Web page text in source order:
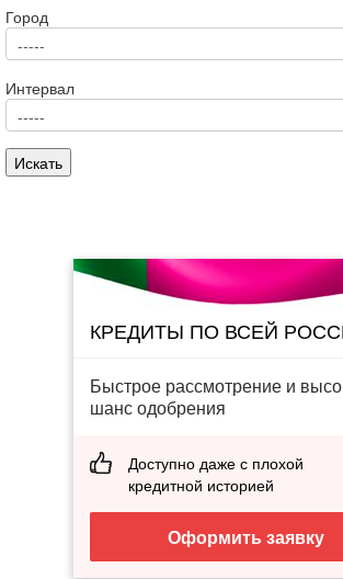
Город
Интервал
КРЕДИТЫ ПО ВСЕЙ
Быстрое рассмотрение и
шанс одобрения
Доступно даже с плохой
кредитной историей
Оформить заявку